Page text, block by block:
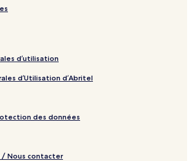
d’utilisation
d’Utilisation d’Abritel
des données
Nous contacter